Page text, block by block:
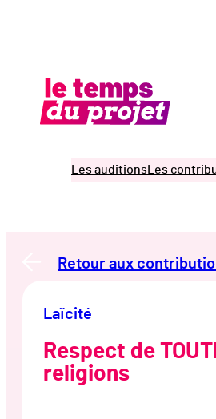
Les auditionsLes
Retour aux
Laïcité
Respect de
religions